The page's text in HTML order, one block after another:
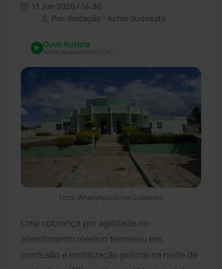
13 Jun 2026 / 14:30
Por: Redação - Achei Sudoeste
Ouvir Notícia
Narração automática (IA)
Foto: WhatsApp/Achei Sudoeste
Uma cobrança por agilidade no
atendimento médico terminou em
confusão e mobilização policial na noite de